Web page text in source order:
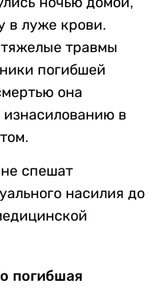
в луже крови.
травмы
погибшей
она
изнасилованию в
спешат
насилия до
погибшая